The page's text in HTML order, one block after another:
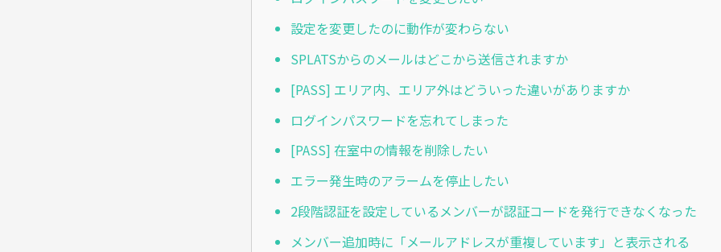
設定を変更したのに動作が変わらない
SPLATSからのメールはどこから送信されますか
[PASS] エリア内、エリア外はどういった違いがありますか
ログインパスワードを忘れてしまった
[PASS] 在室中の情報を削除したい
エラー発生時のアラームを停止したい
2段階認証を設定しているメンバーが認証コードを発行できなくなった
メンバー追加時に「メールアドレスが重複しています」と表示される